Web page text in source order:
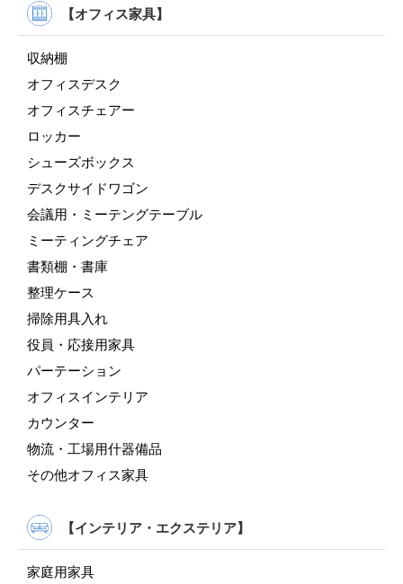
【オフィス家具】
収納棚
オフィスデスク
オフィスチェアー
ロッカー
シューズボックス
デスクサイドワゴン
会議用・ミーテングテーブル
ミーティングチェア
書類棚・書庫
整理ケース
掃除用具入れ
役員・応接用家具
パーテーション
オフィスインテリア
カウンター
物流・工場用什器備品
その他オフィス家具
【インテリア・エクステリア】
家庭用家具